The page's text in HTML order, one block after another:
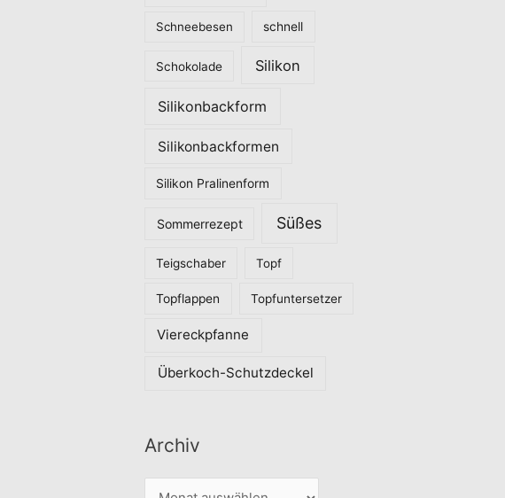
Schneebesen schnell
Schokolade Silikon
Silikonbackform
Silikonbackformen
Silikon Pralinenform
Sommerrezept Süßes
Teigschaber Topf
Topflappen Topfuntersetzer
Viereckpfanne
Überkoch-Schutzdeckel
Archiv